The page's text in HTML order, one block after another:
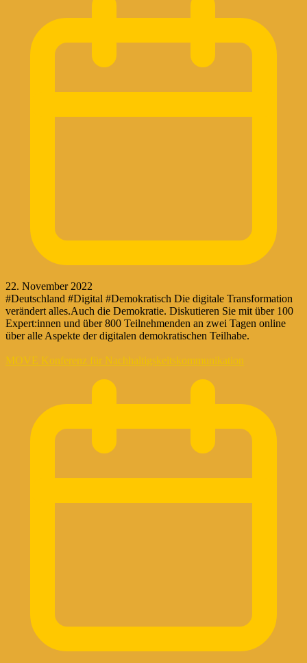
22. November 2022
#Deutschland #Digital #Demokratisch Die digitale Transformation
verändert alles.Auch die Demokratie. Diskutieren Sie mit über 100
Expert:innen und über 800 Teilnehmenden an zwei Tagen online
über alle Aspekte der digitalen demokratischen Teilhabe.
MOVE Konferenz für Nachhaltigskeitskommunikation